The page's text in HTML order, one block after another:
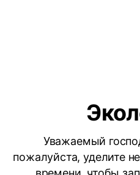
Уважаемый
пожалуйста, уделите